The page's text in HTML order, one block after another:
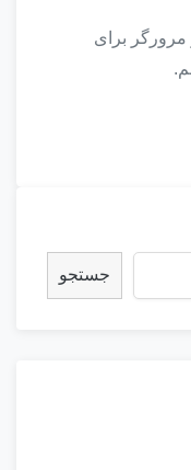
مرورگر برای
جستجو